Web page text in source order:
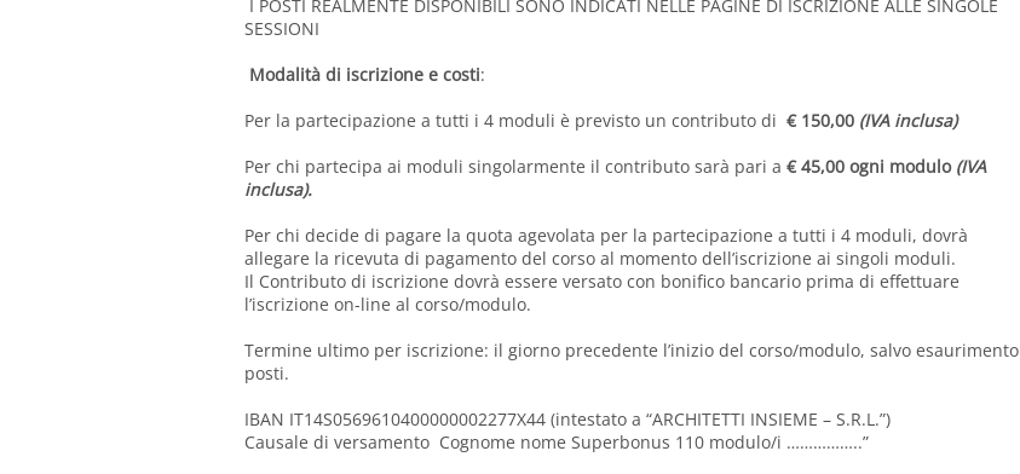
I POSTI REALMENTE DISPONIBILI SONO INDICATI NELLE PAGINE DI ISCRIZIONE ALLE SINGOLE
SESSIONI
Modalità di iscrizione e costi:
Per la partecipazione a tutti i 4 moduli è previsto un contributo di € 150,00 (IVA inclusa)
Per chi partecipa ai moduli singolarmente il contributo sarà pari a € 45,00 ogni modulo (IVA
inclusa).
Per chi decide di pagare la quota agevolata per la partecipazione a tutti i 4 moduli, dovrà
allegare la ricevuta di pagamento del corso al momento dell’iscrizione ai singoli moduli.
Il Contributo di iscrizione dovrà essere versato con bonifico bancario prima di effettuare
l’iscrizione on-line al corso/modulo.
Termine ultimo per iscrizione: il giorno precedente l’inizio del corso/modulo, salvo esaurimento
posti.
IBAN IT14S0569610400000002277X44 (intestato a “ARCHITETTI INSIEME – S.R.L.”)
Causale di versamento Cognome nome Superbonus 110 modulo/i ……………..”